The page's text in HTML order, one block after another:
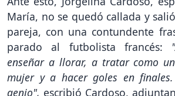
María, no se quedó callada y
pareja, con una contundente
parado al futbolista francés:
enseñar a llorar, a tratar como
mujer y a hacer goles en
genio", escribió Cardoso,